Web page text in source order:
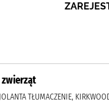
TŁUMACZENIE,